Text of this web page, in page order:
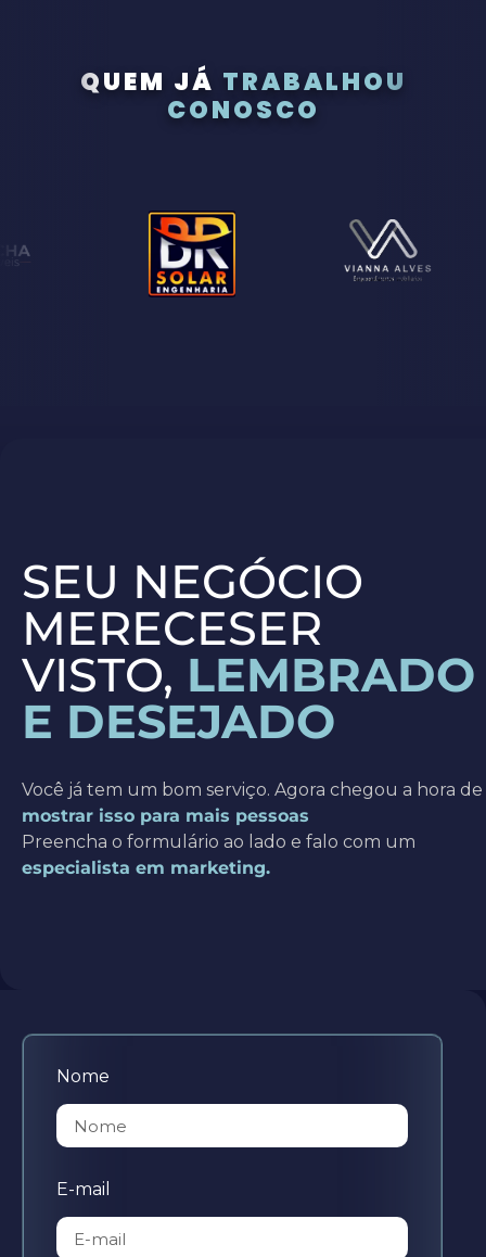
QUEM JÁ TRABALHOU
CONOSCO
SEU NEGÓCIO
MERECESER
VISTO, LEMBRADO
E DESEJADO
Você já tem um bom serviço. Agora chegou a hora de
mostrar isso para mais pessoas
Preencha o formulário ao lado e falo com um
especialista em marketing.
Nome
E-mail